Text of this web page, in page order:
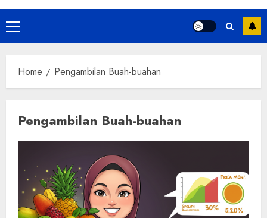
Primary
Menu
Home Pengambilan Buah-buahan
Pengambilan Buah-buahan